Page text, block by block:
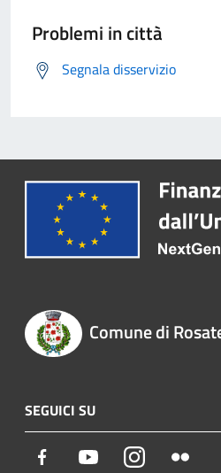
Problemi in città
Segnala disservizio
Comune di
SEGUICI SU
Facebook YoutubeInstagram